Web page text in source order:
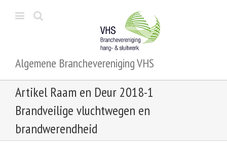
Algemene Branchevereniging VHS
Artikel Raam en Deur 2018-1
Brandveilige vluchtwegen en
brandwerendheid